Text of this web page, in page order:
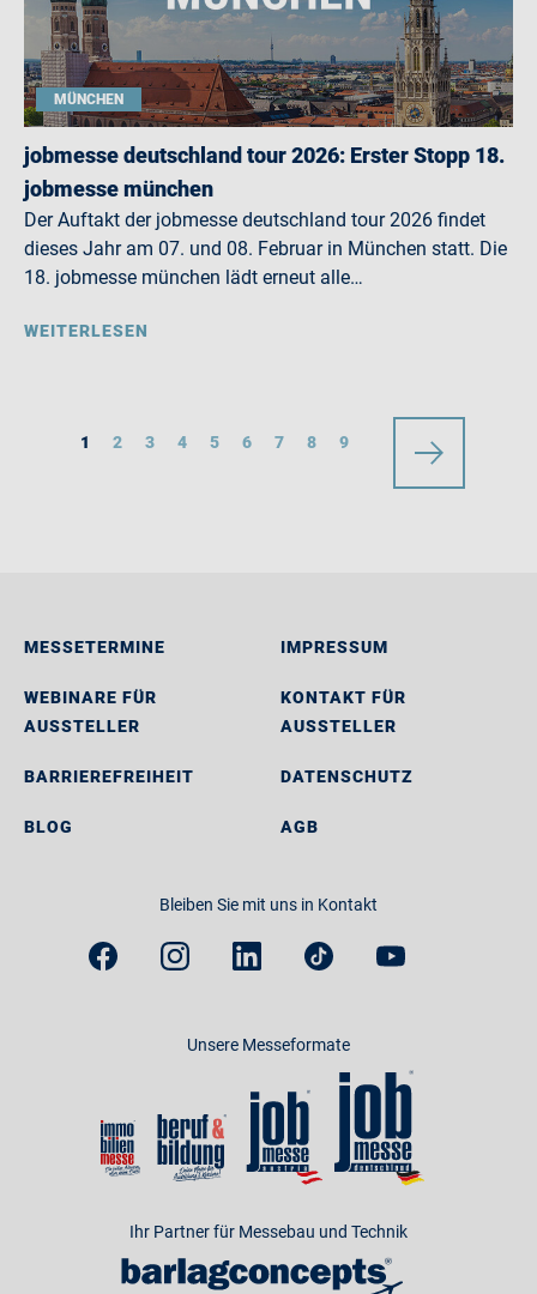
MÜNCHEN
jobmesse deutschland tour 2026: Erster Stopp 18.
jobmesse münchen
Der Auftakt der jobmesse deutschland tour 2026 findet
dieses Jahr am 07. und 08. Februar in München statt. Die
18. jobmesse münchen lädt erneut alle…
WEITERLESEN
1 2 3 4 5 6 7 8 9
MESSETERMINE
WEBINARE FÜR
AUSSTELLER
BARRIEREFREIHEIT
BLOG
IMPRESSUM
KONTAKT FÜR
AUSSTELLER
DATENSCHUTZ
AGB
Bleiben Sie mit uns in Kontakt
Unsere Messeformate
Ihr Partner für Messebau und Technik